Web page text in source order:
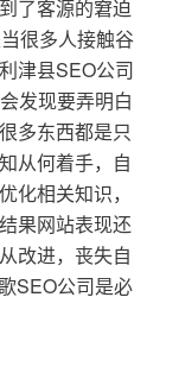
了客源的窘迫
很多人接触谷
津县SEO公司
发现要弄明白
多东西都是只
从何着手，自
化相关知识，
果网站表现还
改进，丧失自
SEO公司是必